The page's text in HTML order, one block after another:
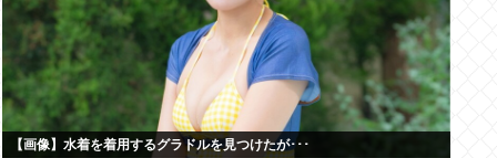
【画像】水着を着用するグラドルを見つけたが･･･